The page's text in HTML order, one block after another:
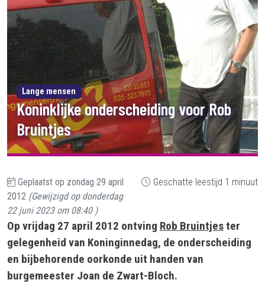
Lange mensen
Koninklijke onderscheiding voor Rob
Bruintjes
Geplaatst op zondag 29 april
2012 (Gewijzigd op donderdag
22 juni 2023 om 08:40)
Geschatte leestijd 1 minuut
Op vrijdag 27 april 2012 ontving Rob Bruintjester
gelegenheid van Koninginnedag, de onderscheiding
en bijbehorende oorkonde uit handen van
burgemeester Joan de Zwart-Bloch.